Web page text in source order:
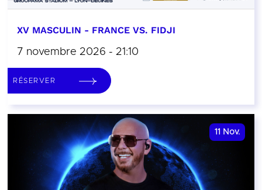
XV MASCULIN - FRANCE VS. FIDJI
7 novembre 2026 - 21:10
RÉSERVER
11 Nov.